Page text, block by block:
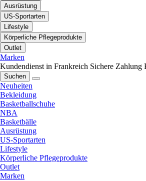
Ausrüstung
US-Sportarten
Lifestyle
Körperliche Pflegeprodukte
Outlet
Marken
Kundendienst in Frankreich Sichere Zahlung
Suchen
Neuheiten
Bekleidung
Basketballschuhe
NBA
Basketbälle
Ausrüstung
US-Sportarten
Lifestyle
Körperliche Pflegeprodukte
Outlet
Marken